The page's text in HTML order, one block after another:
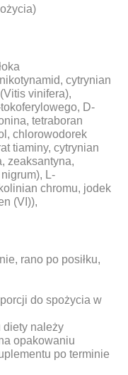
cytrynian
vinifera),
D-
tetraboran
chlorowodorek
tiaminy, cytrynian
zeaksantyna,
L-
chromu, jodek
(VI)),
rano po posiłku,
do spożycia w
diety należy
opakowaniu
po terminie